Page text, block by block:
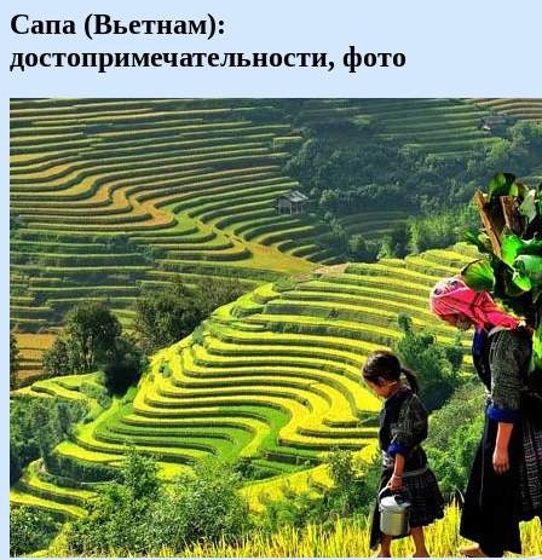
Сапа (Вьетнам):
достопримечательности, фото